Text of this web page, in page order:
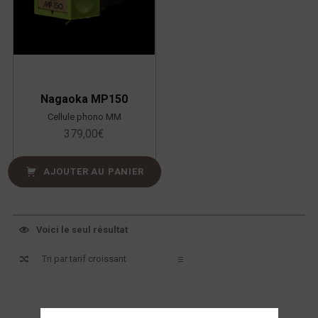
Nagaoka MP150
Cellule phono MM
379,00€
AJOUTER AU PANIER
Voici le seul résultat